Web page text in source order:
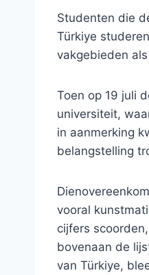
Studenten die
Türkiye
vakgebieden
Toen op 19 juli
universiteit,
in aanmerking
belangstelling
vooral
cijfers
bovenaan de
van Türkiye,